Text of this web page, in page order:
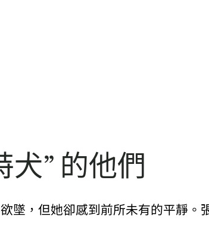
” 的他們
墜，但她卻感到前所未有的平靜。